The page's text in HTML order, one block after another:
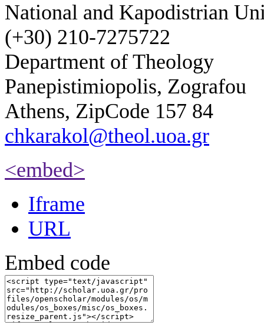
National and Kapodistrian
(+30) 210-7275722
Department of Theology
Panepistimiopolis, Zografou
Athens, ZipCode 157 84
chkarakol@theol.uoa.gr
<embed>
Iframe
URL
Embed code